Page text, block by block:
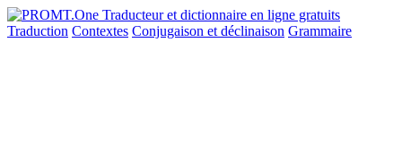
Traduction Contextes Conjugaison et déclinaison Grammaire